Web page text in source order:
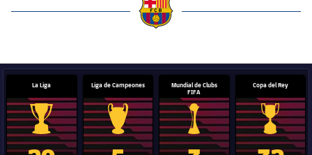
La Liga
Trofeo de La Liga
Liga de Campeones
Trofeo de la Liga de Campeones
Mundial de Clubs
FIFA
Trofeo del Mundial de
Copa del Rey
Copa del